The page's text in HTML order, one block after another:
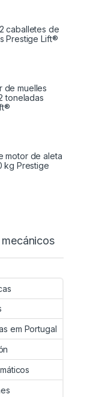
caballetes de
Prestige Lift®
de muelles
toneladas
motor de aleta
kg Prestige
em Portugal